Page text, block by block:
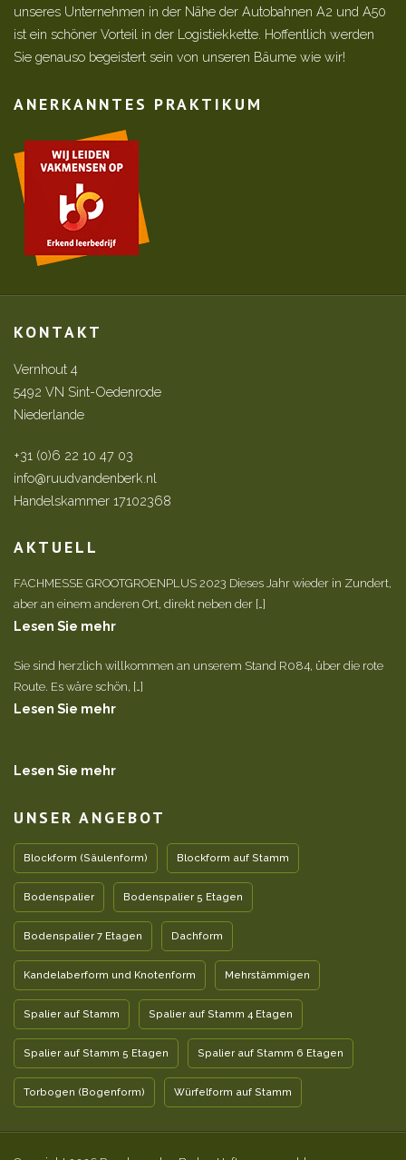
unseres Unternehmen in der Nähe der Autobahnen A2 und A50
ist ein schöner Vorteil in der Logistiekkette. Hoffentlich werden
Sie genauso begeistert sein von unseren Bäume wie wir!
ANERKANNTES PRAKTIKUM
KONTAKT
Vernhout 4
5492 VN Sint-Oedenrode
Niederlande
+31 (0)6 22 10 47 03
info@ruudvandenberk.nl
Handelskammer 17102368
AKTUELL
FACHMESSE GROOTGROENPLUS 2023 Dieses Jahr wieder in Zundert,
aber an einem anderen Ort, direkt neben der […]
Lesen Sie mehr
Sie sind herzlich willkommen an unserem Stand R084, über die rote
Route. Es wäre schön, […]
Lesen Sie mehr
Lesen Sie mehr
UNSER ANGEBOT
Blockform (Säulenform) Blockform auf Stamm
Bodenspalier Bodenspalier 5 Etagen
Bodenspalier 7 Etagen Dachform
Kandelaberform und Knotenform Mehrstämmigen
Spalier auf Stamm Spalier auf Stamm 4 Etagen
Spalier auf Stamm 5 Etagen Spalier auf Stamm 6 Etagen
Torbogen (Bogenform) Würfelform auf Stamm